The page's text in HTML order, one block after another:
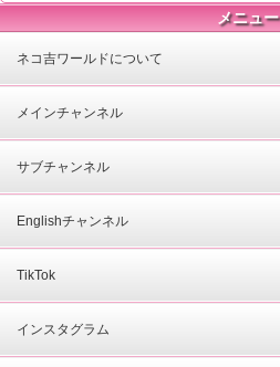
メニュー
ネコ吉ワールドについて
メインチャンネル
サブチャンネル
Englishチャンネル
TikTok
インスタグラム